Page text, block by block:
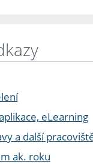
eLearning
a další
ak. roku